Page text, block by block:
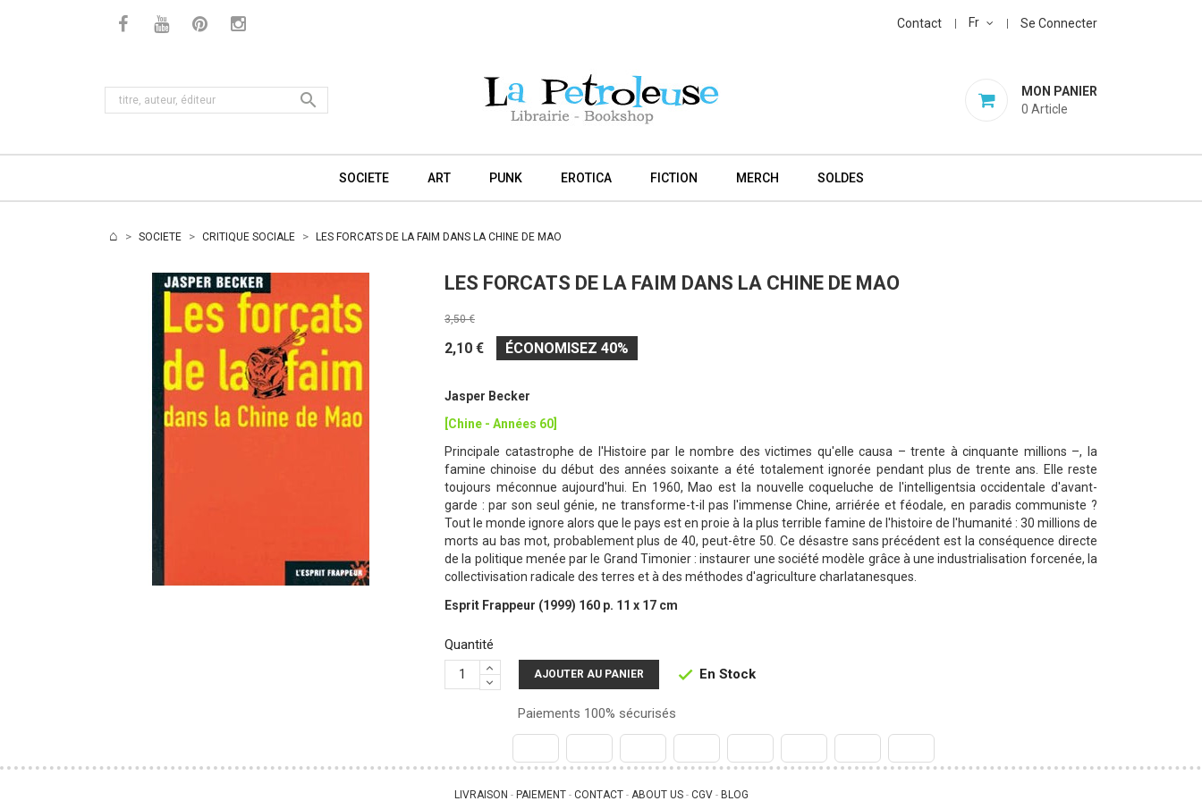
Contact Fr Se Connecter
MON PANIER
0 Article

SOCIETE ART PUNK EROTICA FICTION MERCH SOLDES
SOCIETE CRITIQUE SOCIALE LES FORCATS DE LA FAIM DANS LA CHINE DE MAO
LES FORCATS DE LA FAIM DANS LA CHINE DE MAO
3,50 €
2,10 € ÉCONOMISEZ 40%
Jasper Becker
[Chine - Années 60]
Principale catastrophe de l'Histoire par le nombre des victimes qu'elle causa – trente à cinquante millions –, la
famine chinoise du début des années soixante a été totalement ignorée pendant plus de trente ans. Elle reste
toujours méconnue aujourd'hui. En 1960, Mao est la nouvelle coqueluche de l'intelligentsia occidentale d'avant-
garde : par son seul génie, ne transforme-t-il pas l'immense Chine, arriérée et féodale, en paradis communiste ?
Tout le monde ignore alors que le pays est en proie à la plus terrible famine de l'histoire de l'humanité : 30 millions de
morts au bas mot, probablement plus de 40, peut-être 50. Ce désastre sans précédent est la conséquence directe
de la politique menée par le Grand Timonier : instaurer une société modèle grâce à une industrialisation forcenée, la
collectivisation radicale des terres et à des méthodes d'agriculture charlatanesques.
Esprit Frappeur (1999) 160 p. 11 x 17 cm
Quantité
AJOUTER AU PANIER  En Stock
Paiements 100% sécurisés
LIVRAISON - PAIEMENT - CONTACT - ABOUT US - CGV - BLOG